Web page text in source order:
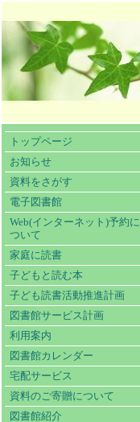
トップページ
お知らせ
資料をさがす
電子図書館
Web(インターネット)予約に
ついて
家庭に読書
子どもと読む本
子ども読書活動推進計画
図書館サービス計画
利用案内
図書館カレンダー
宅配サービス
資料のご寄贈について
図書館紹介